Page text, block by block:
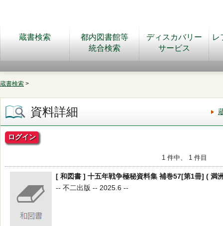
蔵書検索
都内図書館等
統合検索
ディスカバリー
サービス
レ
蔵書検索 >
資料詳細
ログイン
1 件中、 1 件目
[ 和図書 ] 十五年戦争極秘資料集 補巻57[第1冊] ( 満
-- 不二出版 -- 2025.6 --